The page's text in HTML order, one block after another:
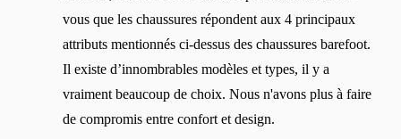
Changer de région
Choisissez le pays de livraison
vous que les chaussures répondent aux 4 principaux
attributs mentionnés ci-dessus des chaussures barefoot.
Il existe d’innombrables modèles et types, il y a
vraiment beaucoup de choix. Nous n'avons plus à faire
de compromis entre confort et design.